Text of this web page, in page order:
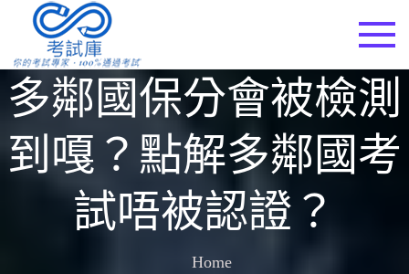
content
多鄰國保分會被檢測
到嘎？點解多鄰國考
試唔被認證？
Home